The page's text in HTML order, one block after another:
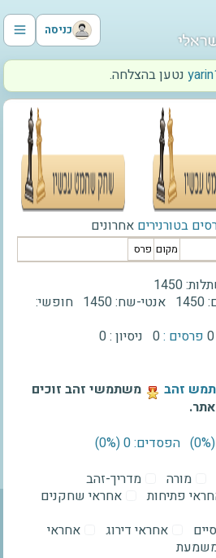
כניסה
נטען בהצלחה.
בטורנירים אחרונים
מקום פרס
1450
1450 אנטי-שח:1450 חופשי:
0 פרסים :0 ניסיון :0
זהב‬
משתמשי זהב זוכים
הפסדים: 0 ‫(0%)‬
מורה
מדריך-זהב
פתיחות
אחראי שחקנים
אחראי דירוג
אחראי